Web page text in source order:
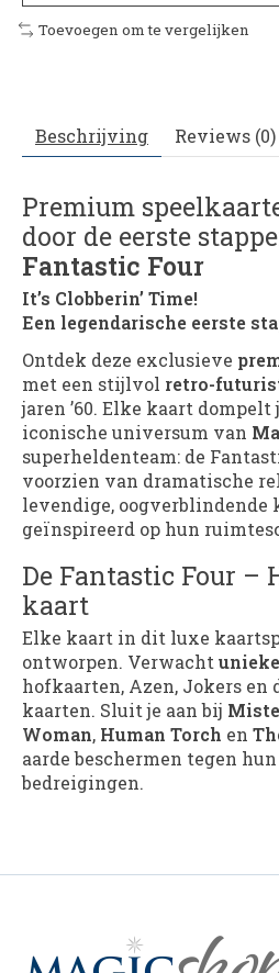
Toevoegen om te vergelijken
Beschrijving Reviews (0)
Premium
door de eerste
Fantastic Four
It’s Clobberin’ Time!
Een legendarische eerste
Ontdek deze exclusieve
met een stijlvol retro-
jaren ’60. Elke kaart
iconische universum van
superheldenteam: de
voorzien van dramatische
levendige, oogverblindende
geïnspireerd op hun
De Fantastic Four –
kaart
Elke kaart in dit luxe
ontworpen. Verwacht
hofkaarten, Azen, Jokers en
kaarten. Sluit je aan bij
Woman, Human Torch en
aarde beschermen tegen
bedreigingen.